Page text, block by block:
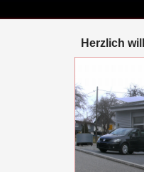
Herzlich